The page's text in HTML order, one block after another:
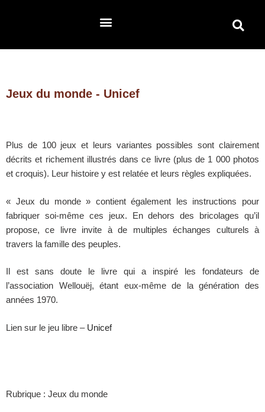
Jeux du monde - Unicef
Plus de 100 jeux et leurs variantes possibles sont clairement
décrits et richement illustrés dans ce livre (plus de 1 000 photos
et croquis). Leur histoire y est relatée et leurs règles expliquées.
« Jeux du monde » contient également les instructions pour
fabriquer soi-même ces jeux. En dehors des bricolages qu’il
propose, ce livre invite à de multiples échanges culturels à
travers la famille des peuples.
Il est sans doute le livre qui a inspiré les fondateurs de
l’association Wellouëj, étant eux-même de la génération des
années 1970.
Lien sur le jeu libre – Unicef
Rubrique : Jeux du monde